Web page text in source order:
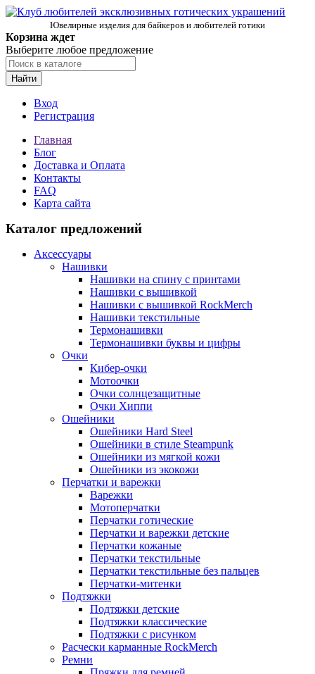
Ювелирные изделия для байкеров и любителей готики
Корзина ждет
Выберите любое предложение
Найти
Вход
Регистрация
Главная
Блог
Доставка и Оплата
Контакты
FAQ
Карта сайта
Каталог предложений
Аксессуары
Нашивки
Нашивки на спину с принтами
Нашивки с вышивкой
Нашивки с вышивкой RockMerch
Нашивки текстильные
Термонашивки
Термонашивки буквы и цифры
Очки
Кибер-очки
Мотоочки
Очки солнцезащитные
Очки Хиппи
Ошейники
Ошейники Hard Steel
Ошейники в стиле Steampunk
Ошейники из мягкой кожи
Ошейники из экокожи
Перчатки и варежки
Варежки
Мотоперчатки
Перчатки готические
Перчатки и варежки детские
Перчатки кожаные
Перчатки текстильные
Перчатки текстильные без пальцев
Перчатки-митенки
Подтяжки
Подтяжки детские
Подтяжки классические
Подтяжки с рисунком
Расчески карманные RockMerch
Ремни